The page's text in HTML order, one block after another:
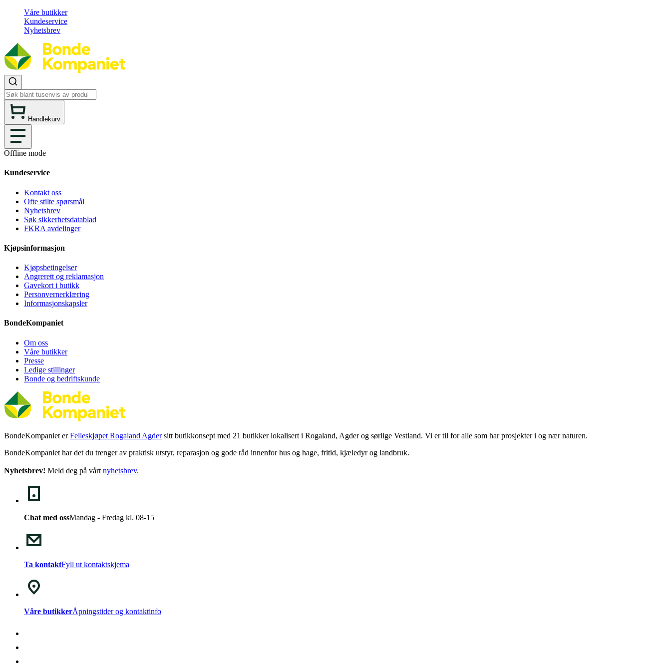
Våre butikker
Kundeservice
Nyhetsbrev
Handlekurv
Offline mode
Kundeservice
Kontakt oss
Ofte stilte spørsmål
Nyhetsbrev
Søk sikkerhetsdatablad
FKRA avdelinger
Kjøpsinformasjon
Kjøpsbetingelser
Angrerett og reklamasjon
Gavekort i butikk
Personvernerklæring
Informasjonskapsler
BondeKompaniet
Om oss
Våre butikker
Presse
Ledige stillinger
Bonde og bedriftskunde
BondeKompaniet erFelleskjøpet Rogaland Agdersitt butikkonsept med 21 butikker lokalisert i Rogaland, Agder og sørlige Vestland. Vi er til for alle som har prosjekter i og nær naturen.
BondeKompaniet har det du trenger av praktisk utstyr, reparasjon og gode råd innenfor hus og hage, fritid, kjæledyr og landbruk.
Nyhetsbrev! Meld deg på vårt nyhetsbrev.
Chat med ossMandag - Fredag kl. 08-15
Ta kontaktFyll ut kontaktskjema
Våre butikkerÅpningstider og kontaktinfo